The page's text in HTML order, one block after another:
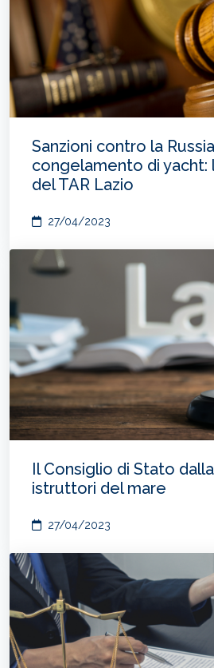
Sanzioni contro la
congelamento di yacht:
del TAR Lazio
27/04/2023
Il Consiglio di Stato
istruttori del mare
27/04/2023